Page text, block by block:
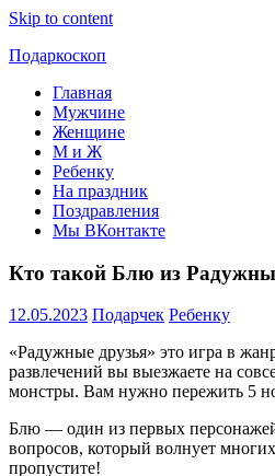
Skip to content
Подаркоскоп
Поможем
выбрать
подарить
Главная
Мужчине
Женщине
М и Ж
Ребенку
На праздник
Поздравления
Мы ВКонтакте
Кто такой Блю из
12.05.2023 Подарчек Ребенку
«Радужные друзья» это игра в
развлечений вы выезжаете на
монстры. Вам нужно пережить 5
Блю — один из первых
вопросов, который волнует
пропустите!